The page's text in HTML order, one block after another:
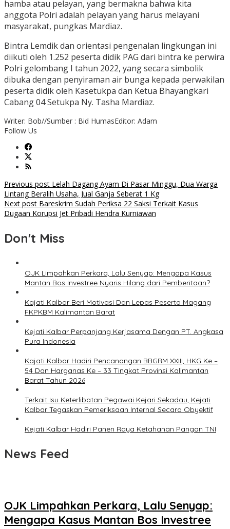
hamba atau pelayan, yang bermakna bahwa kita
anggota Polri adalah pelayan yang harus melayani
masyarakat, pungkas Mardiaz.
Bintra Lemdik dan orientasi pengenalan lingkungan ini
diikuti oleh 1.252 peserta didik PAG dari bintra ke perwira
Polri gelombang I tahun 2022, yang secara simbolik
dibuka dengan penyiraman air bunga kepada perwakilan
peserta didik oleh Kasetukpa dan Ketua Bhayangkari
Cabang 04 Setukpa Ny. Tasha Mardiaz.
Writer: Bob//Sumber : Bid HumasEditor: Adam
Follow Us
Post
navigation
Previous post Lelah Dagang Ayam Di Pasar Minggu, Dua Warga
Lintang Beralih Usaha, Jual Ganja Seberat 1 Kg
Next post Bareskrim Sudah Periksa 22 Saksi Terkait Kasus
Dugaan Korupsi Jet Pribadi Hendra Kurniawan
Don't Miss
OJK Limpahkan Perkara, Lalu Senyap: Mengapa Kasus
Mantan Bos Investree Nyaris Hilang dari Pemberitaan?
Kajati Kalbar Beri Motivasi Dan Lepas Peserta Magang
FKPKBM Kalimantan Barat
Kejati Kalbar Perpanjang Kerjasama Dengan PT. Angkasa
Pura Indonesia
Kajati Kalbar Hadiri Pencanangan BBGRM XXIII, HKG Ke –
54 Dan Harganas Ke – 33 Tingkat Provinsi Kalimantan
Barat Tahun 2026
Terkait Isu Keterlibatan Pegawai Kejari Sekadau, Kejati
Kalbar Tegaskan Pemeriksaan Internal Secara Obyektif
Kejati Kalbar Hadiri Panen Raya Ketahanan Pangan TNI
News Feed
OJK Limpahkan Perkara, Lalu Senyap:
Mengapa Kasus Mantan Bos Investree